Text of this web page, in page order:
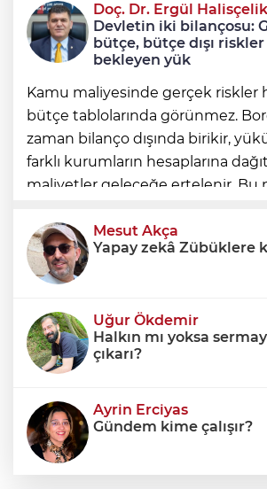
Erkan Aydın
sahada tuttu
Doç. Dr. Ergül Halisçelik
Devletin iki bilançosu:
bütçe, bütçe dışı
bekleyen yük
Kamu maliyesinde gerçek riskler
bütçe tablolarında görünmez.
zaman bilanço dışında birikir,
farklı kurumların hesaplarına
maliyetler geleceğe ertelenir. Bu
yalnızca bütçe açığına veya resmi
Mesut Akça
Yapay zekâ Zübüklere
Uğur Ökdemir
Halkın mı yoksa
çıkarı?
Ayrin Erciyas
Gündem kime çalışır?